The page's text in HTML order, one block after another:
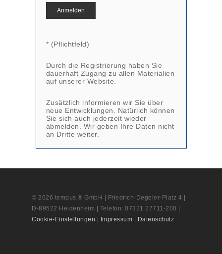
* (Pflichtfeld)
Durch die Registrierung haben Sie
dauerhaft Zugang zu allen Materialien
auf unserer Website.
Zusätzlich informieren wir Sie über
neue Entwicklungen. Natürlich können
Sie sich auch jederzeit wieder
abmelden. Wir geben Ihre Daten nicht
an Dritte weiter.
© 2026 tempus.® GmbH | Friedrich-Degeler-Platz 4 |
D-89522 Heidenheim | Telefon: 07321 27711-200 |
Cookie-Einstellungen
Impressum Datenschutz